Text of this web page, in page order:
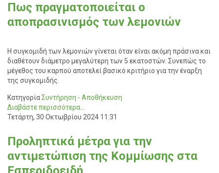
Πως πραγματοποιείται ο
αποπρασινισμός των λεμονιών
Η συγκομιδή των λεμονιών γίνεται όταν είναι ακόμη πράσινα και
διαθέτουν διάμετρο μεγαλύτερη των 5 εκατοστών. Συνεπώς το
μέγεθος του καρπού αποτελεί βασικό κριτήριο για την έναρξη
της συγκομιδής.
ΚατηγορίαΣυντήρηση - Αποθήκευση
Διαβάστε περισσότερα...
Τετάρτη, 30 Οκτωβρίου 2024 11:31
Προληπτικά μέτρα για την
αντιμετώπιση της Κομμίωσης στα